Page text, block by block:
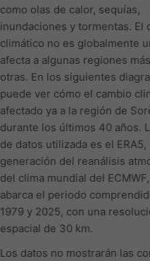
como olas de calor, sequías,
inundaciones y tormentas. El
climático no es globalmente
afecta a algunas regiones
otras. En los siguientes
puede ver cómo el cambio
afectado ya a la región de
durante los últimos 40 años.
de datos utilizada es el
generación del reanálisis
del clima mundial del
abarca el periodo
1979 y 2025, con una
espacial de 30 km.
Los datos no mostrarán las